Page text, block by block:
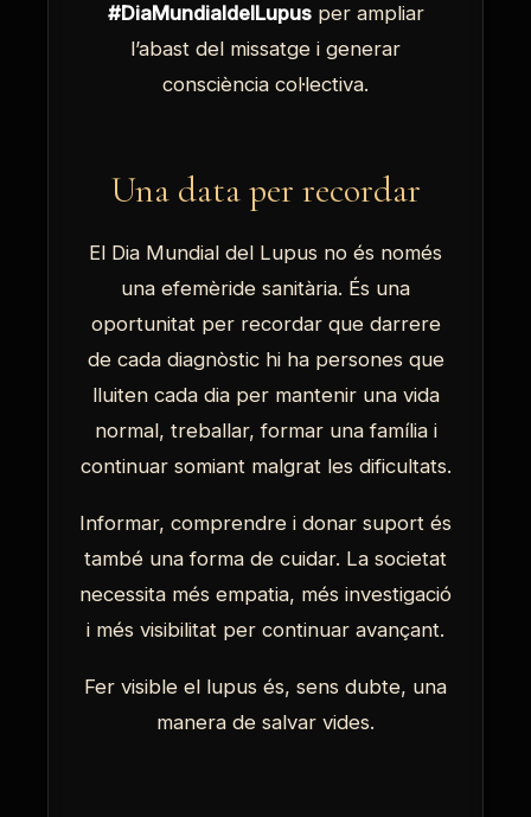
#DiaMundialdelLupusper ampliar
l’abast del missatge i generar
consciència col·lectiva.
Una data per recordar
El Dia Mundial del Lupus no és només
una efemèride sanitària. És una
oportunitat per recordar que darrere
de cada diagnòstic hi ha persones que
lluiten cada dia per mantenir una vida
normal, treballar, formar una família i
continuar somiant malgrat les dificultats.
Informar, comprendre i donar suport és
també una forma de cuidar. La societat
necessita més empatia, més investigació
i més visibilitat per continuar avançant.
Fer visible el lupus és, sens dubte, una
manera de salvar vides.